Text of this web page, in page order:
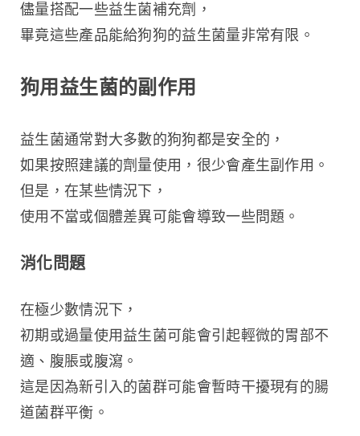
儘量搭配一些益生菌補充劑，
畢竟這些產品能給狗狗的益生菌量非常有限。
狗用益生菌的副作用
益生菌通常對大多數的狗狗都是安全的，
如果按照建議的劑量使用，很少會產生副作用。
但是，在某些情況下，
使用不當或個體差異可能會導致一些問題。
消化問題
在極少數情況下，
初期或過量使用益生菌可能會引起輕微的胃部不
適、腹脹或腹瀉。
這是因為新引入的菌群可能會暫時干擾現有的腸
道菌群平衡。